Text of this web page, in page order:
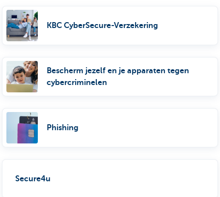
KBC CyberSecure-Verzekering
Bescherm jezelf en je apparaten tegen
cybercriminelen
Phishing
Secure4u